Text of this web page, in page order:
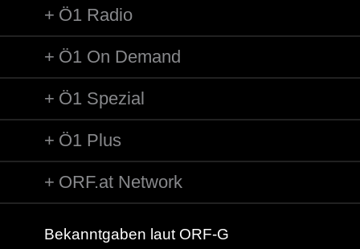
Ö1 Radio
Ö1 On Demand
Ö1 Spezial
Ö1 Plus
ORF.at Network
Bekanntgaben laut ORF-G